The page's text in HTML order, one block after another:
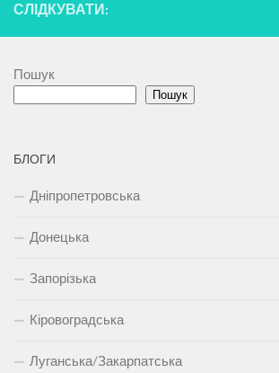
СЛІДКУВАТИ:
Пошук
Пошук
БЛОГИ
Дніпропетровська
Донецька
Запорізька
Кіровоградська
Луганська/Закарпатська